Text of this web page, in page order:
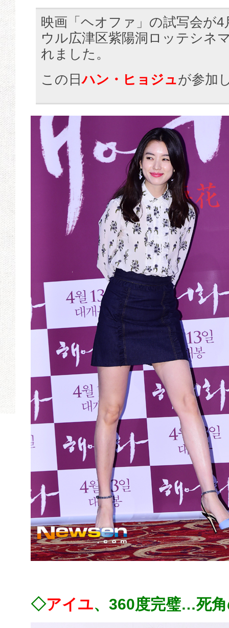
映画「ヘオファ」の試写会が4
ウル広津区紫陽洞ロッテシネ
れました。
この日ハン・ヒョジュが参加
◇アイユ、360度完璧…死